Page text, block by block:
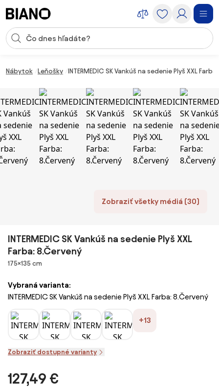
Vstup pre vyhľadávanie
Nábytok Leňošky INTERMEDIC SK Vankúš na sedenie Plyš XXL
Zobraziť všetky médiá (30)
INTERMEDIC SK Vankúš na sedenie Plyš XXL
Farba: 8.Červený
Rozmery
175×135 cm
Vybraná varianta:
INTERMEDIC SK Vankúš na sedenie Plyš XXL Farba: 8.Červený
+13
Zobraziť dostupné varianty
127,49 €